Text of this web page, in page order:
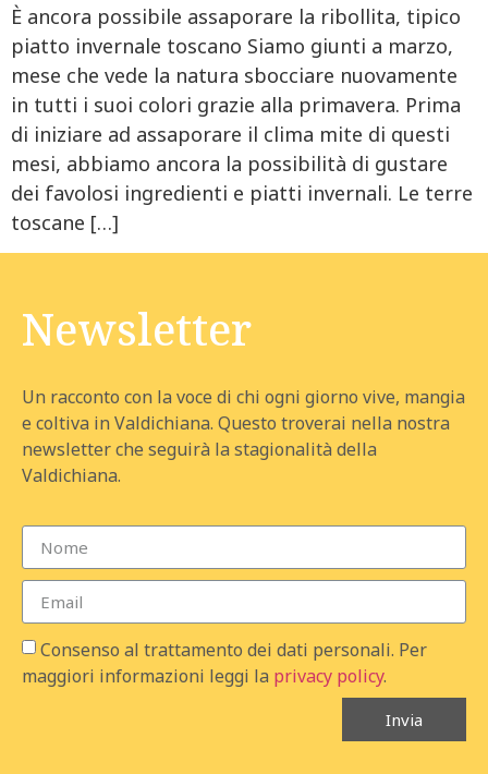
È ancora possibile assaporare la ribollita, tipico
piatto invernale toscano Siamo giunti a marzo,
mese che vede la natura sbocciare nuovamente
in tutti i suoi colori grazie alla primavera. Prima
di iniziare ad assaporare il clima mite di questi
mesi, abbiamo ancora la possibilità di gustare
dei favolosi ingredienti e piatti invernali. Le terre
toscane […]
Newsletter
Un racconto con la voce di chi ogni giorno vive, mangia
e coltiva in Valdichiana. Questo troverai nella nostra
newsletter che seguirà la stagionalità della
Valdichiana.
Consenso al trattamento dei dati personali. Per
maggiori informazioni leggi la privacy policy.
Invia